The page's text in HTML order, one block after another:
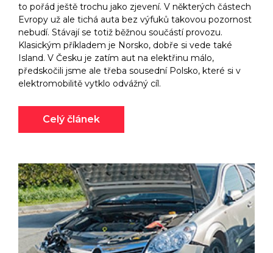
to pořád ještě trochu jako zjevení. V některých částech
Evropy už ale tichá auta bez výfuků takovou pozornost
nebudí. Stávají se totiž běžnou součástí provozu.
Klasickým příkladem je Norsko, dobře si vede také
Island. V Česku je zatím aut na elektřinu málo,
předskočili jsme ale třeba sousední Polsko, které si v
elektromobilitě vytklo odvážný cíl.
Celý článek